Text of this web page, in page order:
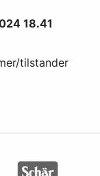
18.41
tilstander